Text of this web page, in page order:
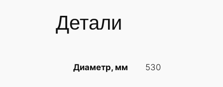
Детали
Диаметр, мм 530